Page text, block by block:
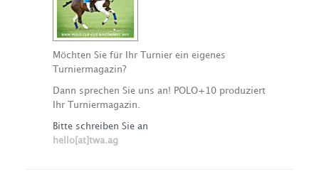
Möchten Sie für Ihr Turnier ein eigenes
Turniermagazin?
Dann sprechen Sie uns an! POLO+10 produziert
Ihr Turniermagazin.
Bitte schreiben Sie an
hello[at]twa.ag